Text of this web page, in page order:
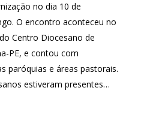
no dia 10 de
O encontro aconteceu no
Centro Diocesano de
PE, e contou com
paróquias e áreas pastorais.
estiveram presentes…